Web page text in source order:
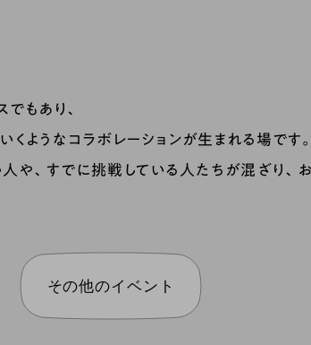
もあり、
くようなコラボレーションが生まれる場です
や、すでに挑戦している人たちが混ざり、
その他のイベント